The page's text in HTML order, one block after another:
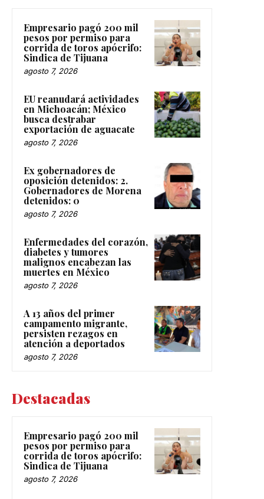
Empresario pagó 200 mil
pesos por permiso para
corrida de toros apócrifo:
Sindica de Tijuana
agosto 7, 2026
EU reanudará actividades
en Michoacán; México
busca destrabar
exportación de aguacate
agosto 7, 2026
Ex gobernadores de
oposición detenidos: 2.
Gobernadores de Morena
detenidos: 0
agosto 7, 2026
Enfermedades del corazón,
diabetes y tumores
malignos encabezan las
muertes en México
agosto 7, 2026
A 13 años del primer
campamento migrante,
persisten rezagos en
atención a deportados
agosto 7, 2026
Destacadas
Empresario pagó 200 mil
pesos por permiso para
corrida de toros apócrifo:
Sindica de Tijuana
agosto 7, 2026